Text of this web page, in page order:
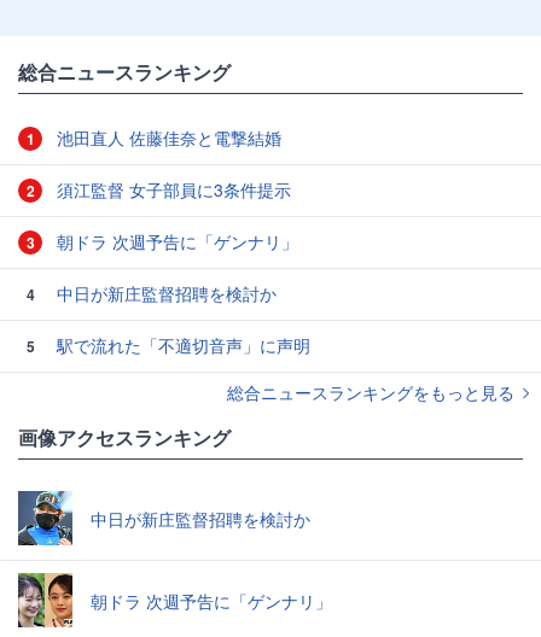
総合ニュースランキング
1 池田直人 佐藤佳奈と電撃結婚
2 須江監督 女子部員に3条件提示
3 朝ドラ 次週予告に「ゲンナリ」
4 中日が新庄監督招聘を検討か
5
駅で流れた「不適切音声」に声明
総合ニュースランキングをもっと見る
画像アクセスランキング
中日が新庄監督招聘を検討か
朝ドラ 次週予告に「ゲンナリ」